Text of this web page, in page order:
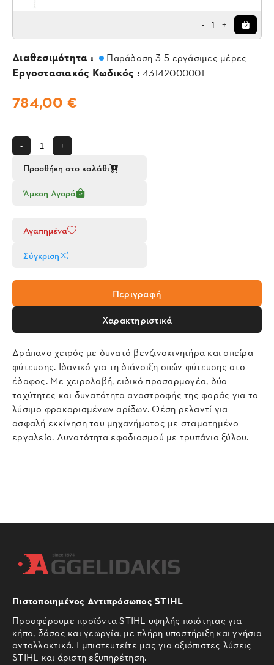
- 1 +
Διαθεσιμότητα : Παράδοση 3-5 εργάσιμες μέρες
Εργοστασιακός Κωδικός : 43142000001
784,00 €
- +
Προσθήκη στο καλάθι
Άμεση Αγορά
Αγαπημένα
Σύγκριση
Περιγραφή
Χαρακτηριστικά
Δράπανο χειρός με δυνατό βενζινοκινητήρα και σπείρα
φύτευσης. Ιδανικό για τη διάνοιξη οπών φύτευσης στο
έδαφος. Με χειρολαβή, ειδικό προσαρμογέα, δύο
ταχύτητες και δυνατότητα αναστροφής της φοράς για το
λύσιμο φρακαρισμένων αρίδων. Θέση ρελαντί για
ασφαλή εκκίνηση του μηχανήματος με σταματημένο
εργαλείο. Δυνατότητα εφοδιασμού με τρυπάνια ξύλου.
Πιστοποιημένος Αντιπρόσωπος STIHL
Προσφέρουμε προϊόντα STIHL υψηλής ποιότητας για
κήπο, δάσος και γεωργία, με πλήρη υποστήριξη και γνήσια
ανταλλακτικά. Εμπιστευτείτε μας για αξιόπιστες λύσεις
STIHL και άριστη εξυπηρέτηση.